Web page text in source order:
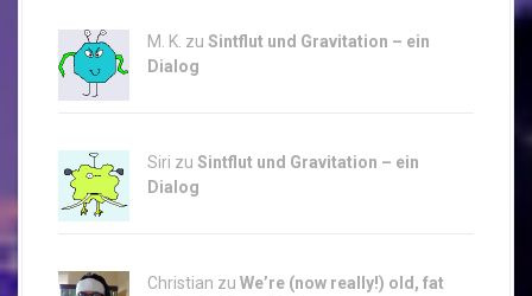
M. K. zu Sintflut und Gravitation – ein
Dialog
Siri zu Sintflut und Gravitation – ein
Dialog
Christian zu We’re (now really!) old, fat